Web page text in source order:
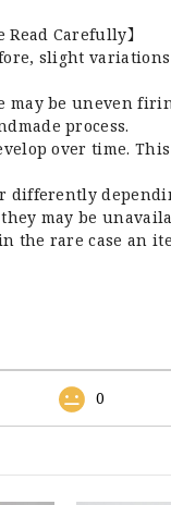
Read Carefully】
slight
may be uneven
process.
over time.
differently
they may be
the rare case an
0